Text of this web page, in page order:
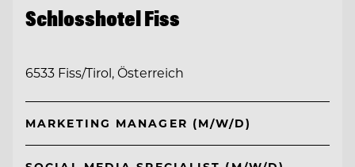
Schlosshotel Fiss
6533 Fiss/Tirol, Österreich
MARKETING MANAGER (M/W/D)